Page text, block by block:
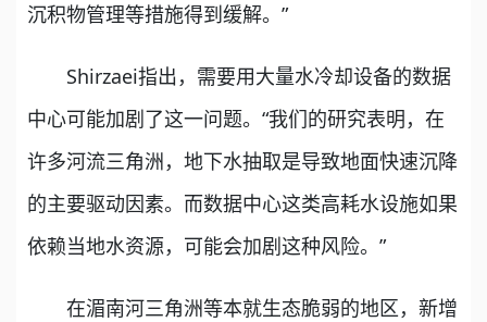
沉积物管理等措施得到缓解。”
Shirzaei指出，需要用大量水冷却设备的数据
中心可能加剧了这一问题。“我们的研究表明，在
许多河流三角洲，地下水抽取是导致地面快速沉降
的主要驱动因素。而数据中心这类高耗水设施如果
依赖当地水资源，可能会加剧这种风险。”
在湄南河三角洲等本就生态脆弱的地区，新增